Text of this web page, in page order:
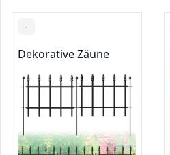
-
Dekorative Zäune